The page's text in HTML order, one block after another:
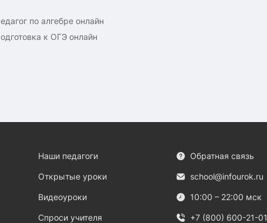
по алгебре онлайн
к ОГЭ онлайн
Наши педагоги
Открытые уроки
Видеоуроки
Спроси учителя
Обратная связь
school@infourok.ru
10:00 – 22:00 мск
+7 (800) 600-21-01